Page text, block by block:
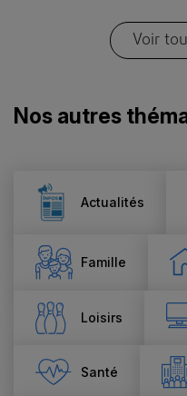
Voir
Nos autres
Actualités
Famille
Loisirs
Santé